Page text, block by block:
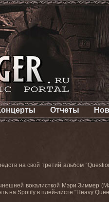
Отчеты
на свой третий альбом “
вокалисткой Мэри Зиммер
на Spotify в плей-листе "Heavy